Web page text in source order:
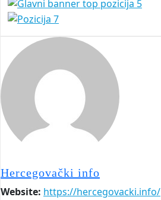
Hercegovački info
Website: https://hercegovacki.info/